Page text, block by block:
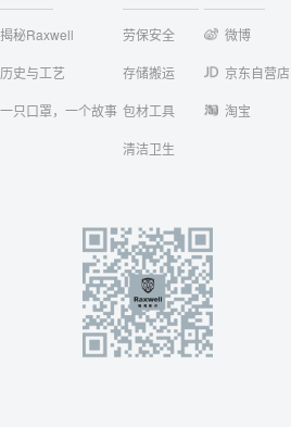
揭秘Raxwell
历史与工艺
一只口罩，一个故事
劳保安全
存储搬运
包材工具
清洁卫生
微博
京东自营店
淘宝